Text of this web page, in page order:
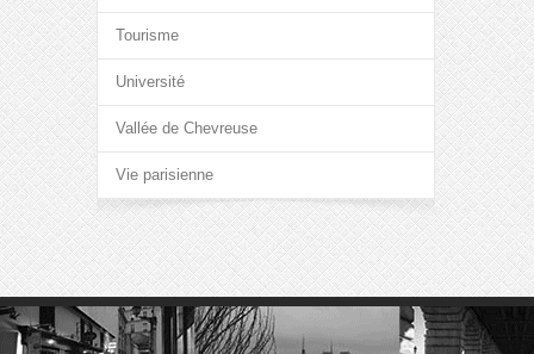
Tourisme
Université
Vallée de Chevreuse
Vie parisienne